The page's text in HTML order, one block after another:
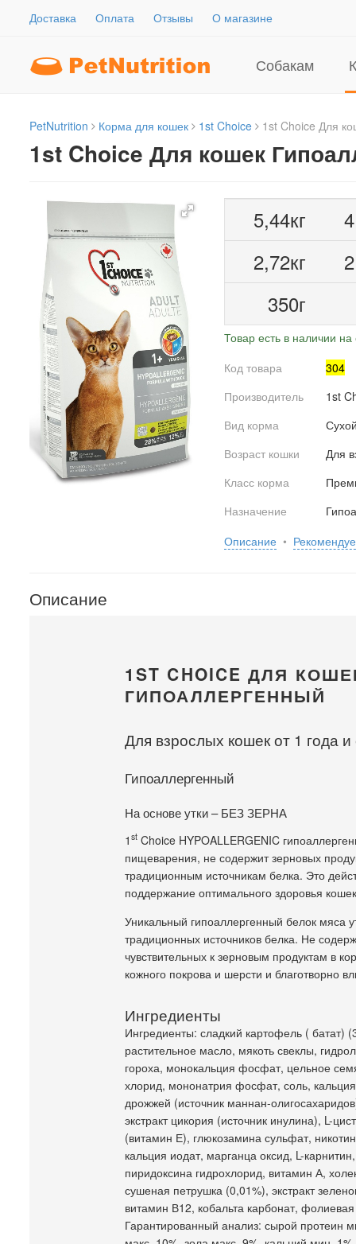
Доставка Оплата Отзывы О магазине
Собакам
PetNutrition Корма для кошек 1st Choice 1st Choice Для
1st Choice Для кошек
5,44кг
2,72кг
350г
Товар есть в наличии на
Код товара
304
Производитель
1st
Вид корма
Возраст кошки
Для
Класс корма
Назначение
Описание •
Описание
1ST CHOICE ДЛЯ
ГИПОАЛЛЕРГЕННЫЙ
Для взрослых кошек от 1 года
Гипоаллергенный
На основе утки – БЕЗ ЗЕРНА
1 st Choice HYPOALLERGENIC
пищеварения, не содержит зерновых
традиционным источникам белка. Это
поддержание оптимального здоровья
Уникальный гипоаллергенный белок мяса
традиционных источников белка. Не
чувствительных к зерновым продуктам в
кожного покрова и шерсти и благотворно
Ингредиенты
Ингредиенты: сладкий картофель ( батат)
растительное масло, мякоть свеклы,
гороха, монокальция фосфат, цельное
хлорид, мононатрия фосфат, соль,
дрожжей (источник маннан-
экстракт цикория (источник инулина), L-
(витамин Е), глюкозамина сульфат,
кальция иодат, марганца оксид, L-
пиридоксина гидрохлорид, витамин А,
сушеная петрушка (0,01%), экстракт
витамин В12, кобальта карбонат,
Гарантированный анализ: сырой протеин